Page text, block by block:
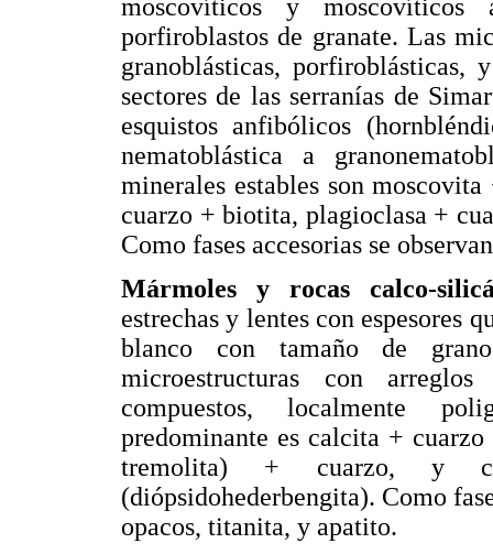
moscovíticos y moscovíticos
porfiroblastos de granate. Las
granoblásticas, porfiroblásticas,
sectores de las serranías de
esquistos anfibólicos
nematoblástica a
minerales estables son
cuarzo + biotita, plagioclasa +
Como fases accesorias se
Mármoles y rocas calco-
estrechas y lentes con espesores
blanco con tamaño de
microestructuras con
compuestos, localmente
predominante es calcita +
tremolita) + cuarzo, y
(diópsidohederbengita). Como
opacos, titanita, y apatito.